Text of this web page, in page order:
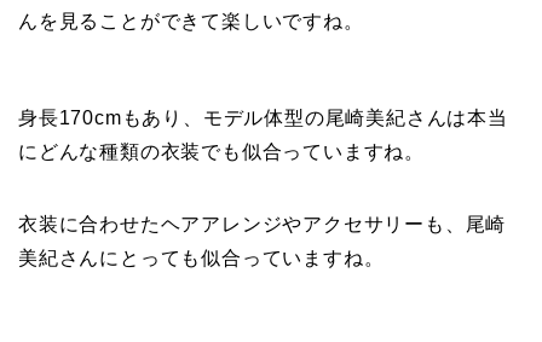
んを見ることができて楽しいですね。
身長170cmもあり、モデル体型の尾崎美紀さんは本当
にどんな種類の衣装でも似合っていますね。
衣装に合わせたヘアアレンジやアクセサリーも、尾崎
美紀さんにとっても似合っていますね。